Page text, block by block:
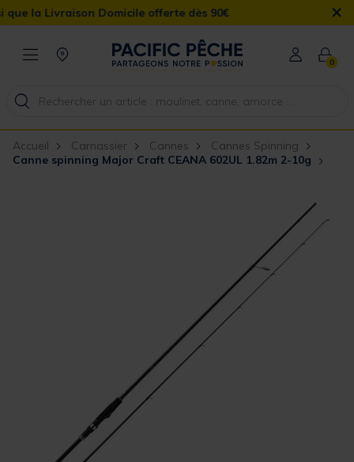
Livraison Domicile offerte dès 90€ ×
0
Accueil Carnassier Cannes
Cannes Spinning
Canne spinning Major Craft CEANA 602UL 1.82m 2-10g